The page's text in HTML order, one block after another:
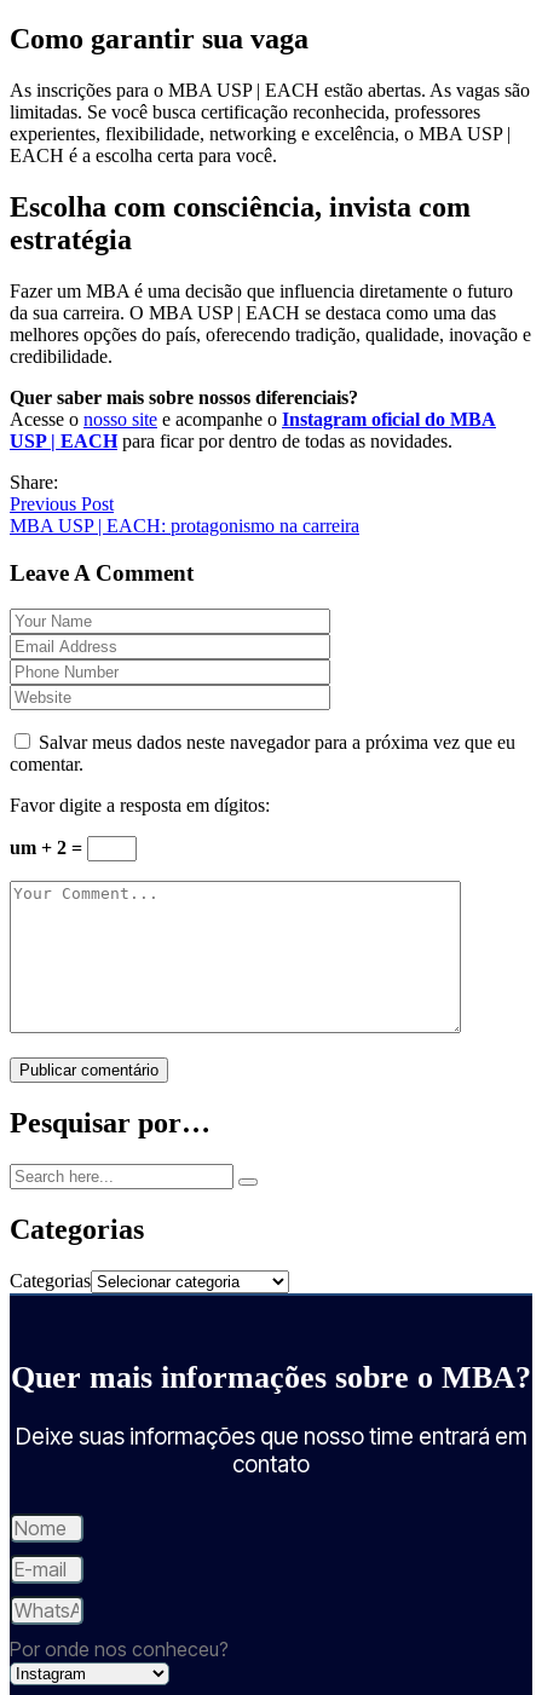
Como garantir sua vaga
As inscrições para o MBA USP | EACH estão abertas. As vagas são
limitadas. Se você busca certificação reconhecida, professores
experientes, flexibilidade, networking e excelência, o MBA USP |
EACH é a escolha certa para você.
Escolha com consciência, invista com
estratégia
Fazer um MBA é uma decisão que influencia diretamente o futuro
da sua carreira. O MBA USP | EACH se destaca como uma das
melhores opções do país, oferecendo tradição, qualidade, inovação e
credibilidade.
Quer saber mais sobre nossos diferenciais?
Acesse o nosso site e acompanhe o Instagram oficial do MBA
USP | EACHpara ficar por dentro de todas as novidades.
Share:
Previous Post
MBA USP | EACH: protagonismo na carreira
Leave A Comment
Salvar meus dados neste navegador para a próxima vez que eu
comentar.
Favor digite a resposta em dígitos:
um + 2 =
Publicar comentário
Pesquisar por…
Categorias
Categorias
Quer mais informações sobre o MBA?
Deixe suas informações que nosso time entrará em
contato
Por onde nos conheceu?